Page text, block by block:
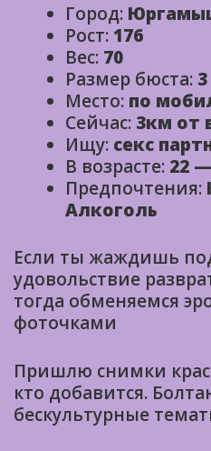
Город:
Рост: 176
Вес: 70
Размер бюста: 3
Место: по
Сейчас: 3км от
Ищу: секс
В возрасте: 22
Предпочтения:
Алкоголь
Если ты жаждишь
удовольствие
тогда обменяемся
фоточками
Пришлю снимки
кто добавится.
бескультурные